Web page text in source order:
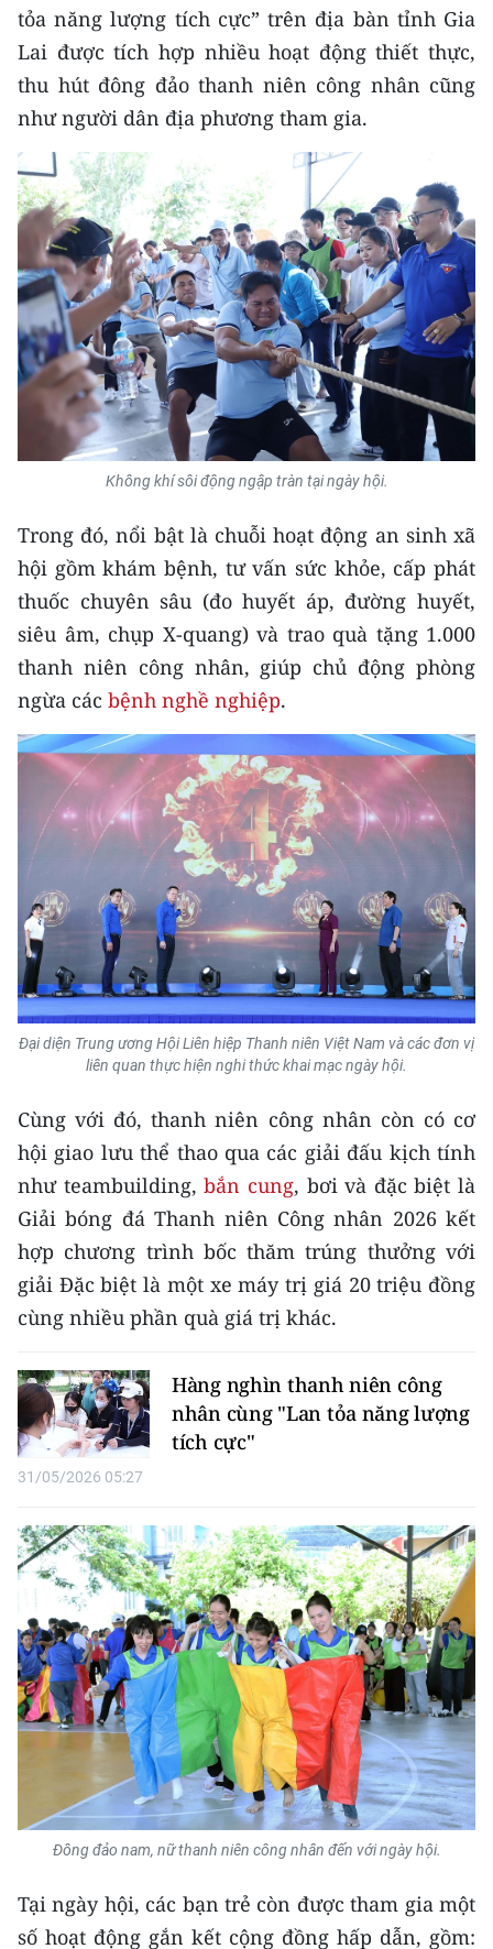
MỘT SẢN PHẨM
RADIO
MEDIA CENTER
E-Magazine
Video
Media Chính trị
Media Kinh tế
Media Văn hóa
Media Xã hội
Media Pháp luật
Media Du lịch
Media Thế giới
Media Thể thao
Media Giáo dục
Media Y tế
Media Khoa học - Công nghệ
Media Môi trường
Infographic
TIN MỚI
TIN ĐỊA PHƯƠNG
Đồng bằng sông Hồng
Bắc Trung Bộ
Duyên hải Nam Trung Bộ và Tây
Nguyên
Đông Nam Bộ
Chuyên trang Hà Nội
Chuyên trang TP. Hồ Chí Minh
CÁC CHUYÊN TRANG
VỀ BÁO NHÂN DÂN
THỜI NAY
NHÂN DÂN CUỐI TUẦN
NHÂN DÂN HẰNG THÁNG
MUA BÁO
ĐỌC BÁO IN
tỏa năng lượng tích cực” trên địa bàn tỉnh Gia
Lai được tích hợp nhiều hoạt động thiết thực,
thu hút đông đảo thanh niên công nhân cũng
như người dân địa phương tham gia.
Không khí sôi động ngập tràn tại ngày hội.
Trong đó, nổi bật là chuỗi hoạt động an sinh xã
hội gồm khám bệnh, tư vấn sức khỏe, cấp phát
thuốc chuyên sâu (đo huyết áp, đường huyết,
siêu âm, chụp X-quang) và trao quà tặng 1.000
thanh niên công nhân, giúp chủ động phòng
ngừa các bệnh nghề nghiệp.
Đại diện Trung ương Hội Liên hiệp Thanh niên Việt Nam và các đơn vị
liên quan thực hiện nghi thức khai mạc ngày hội.
Cùng với đó, thanh niên công nhân còn có cơ
hội giao lưu thể thao qua các giải đấu kịch tính
như teambuilding,bắn cung, bơi và đặc biệt là
Giải bóng đá Thanh niên Công nhân 2026 kết
hợp chương trình bốc thăm trúng thưởng với
giải Đặc biệt là một xe máy trị giá 20 triệu đồng
cùng nhiều phần quà giá trị khác.
Hàng nghìn thanh niên công
nhân cùng "Lan tỏa năng lượng
tích cực"
31/05/2026 05:27
Đông đảo nam, nữ thanh niên công nhân đến với ngày hội.
Tại ngày hội, các bạn trẻ còn được tham gia một
số hoạt động gắn kết cộng đồng hấp dẫn, gồm: